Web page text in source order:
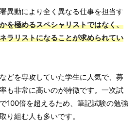
異動により全く異なる仕事を担当す
を極めるスペシャリストではなく、
ラリストになることが求められてい
どを専攻していた学生に人気で、募
も非常に高いのが特徴です。一次試
100倍を超えるため、筆記試験の勉強
り組む人も多いです。